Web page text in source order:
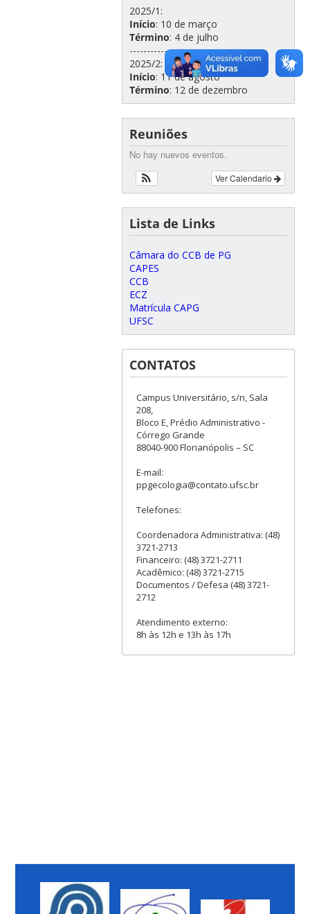
2025/1:
Início: 10 de março
Término: 4 de julho
-------------
2025/2:
Início: 11 de agosto
Término: 12 de dezembro
Reuniões
No hay nuevos eventos.
Ver Calendario
Lista de Links
Câmara do CCB de PG
CAPES
CCB
ECZ
Matrícula CAPG
UFSC
CONTATOS
Campus Universitário, s/n, Sala
208,
Bloco E, Prédio Administrativo -
Córrego Grande
88040-900 Florianópolis – SC
E-mail:
ppgecologia@contato.ufsc.br
Telefones:
Coordenadora Administrativa: (48)
3721-2713
Financeiro: (48) 3721-2711
Acadêmico: (48) 3721-2715
Documentos / Defesa (48) 3721-
2712
Atendimento externo:
8h às 12h e 13h às 17h